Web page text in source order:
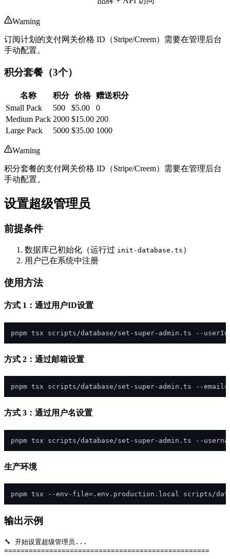
Warning
订阅计划的支付网关价格 ID（Stripe/Creem）需要在管理后台
手动配置。
积分套餐（3个）
名称 积分 价格
赠送积分
Small Pack
500 $5.00
0
Medium Pack 2000 $15.00 200
Large Pack
5000 $35.00 1000
Warning
积分套餐的支付网关价格 ID（Stripe/Creem）需要在管理后台
手动配置。
设置超级管理员
前提条件
数据库已初始化（运行过 init-database.ts ）
用户已在系统中注册
使用方法
方式 1：通过用户ID设置
方式 2：通过邮箱设置
pnpm tsx scripts/database/set-super-admin.ts --
方式 3：通过用户名设置
生产环境
pnpm tsx --env-file=.env.production.local scripts/
输出示例
🔧 开始设置超级管理员...
==================================================